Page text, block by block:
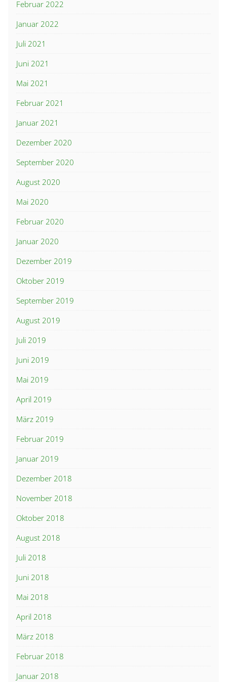
Februar 2022
Januar 2022
Juli 2021
Juni 2021
Mai 2021
Februar 2021
Januar 2021
Dezember 2020
September 2020
August 2020
Mai 2020
Februar 2020
Januar 2020
Dezember 2019
Oktober 2019
September 2019
August 2019
Juli 2019
Juni 2019
Mai 2019
April 2019
März 2019
Februar 2019
Januar 2019
Dezember 2018
November 2018
Oktober 2018
August 2018
Juli 2018
Juni 2018
Mai 2018
April 2018
März 2018
Februar 2018
Januar 2018